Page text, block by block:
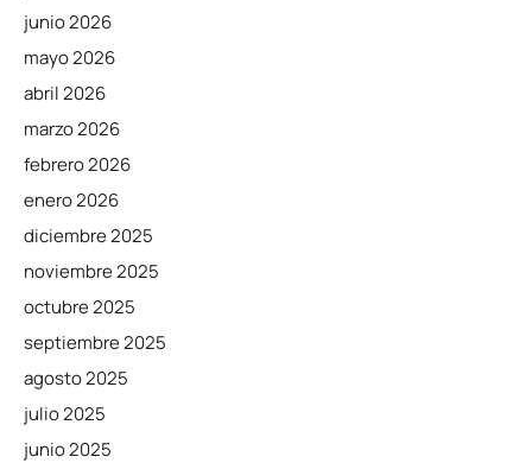
junio 2026
mayo 2026
abril 2026
marzo 2026
febrero 2026
enero 2026
diciembre 2025
noviembre 2025
octubre 2025
septiembre 2025
agosto 2025
julio 2025
junio 2025